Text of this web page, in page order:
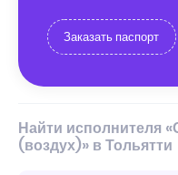
Заказать паспорт
Найти исполнителя
(воздух)» в Тольятти